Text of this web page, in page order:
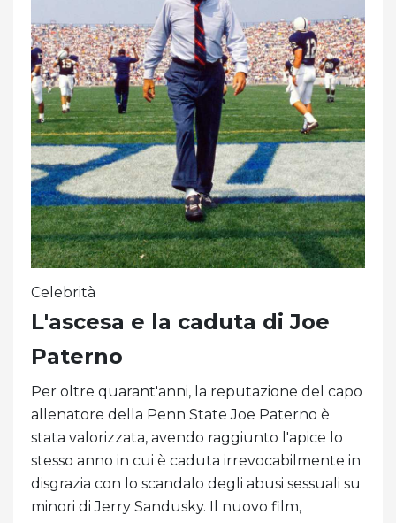
Celebrità
L'ascesa e la caduta di Joe
Paterno
Per oltre quarant'anni, la reputazione del capo
allenatore della Penn State Joe Paterno è
stata valorizzata, avendo raggiunto l'apice lo
stesso anno in cui è caduta irrevocabilmente in
disgrazia con lo scandalo degli abusi sessuali su
minori di Jerry Sandusky. Il nuovo film,